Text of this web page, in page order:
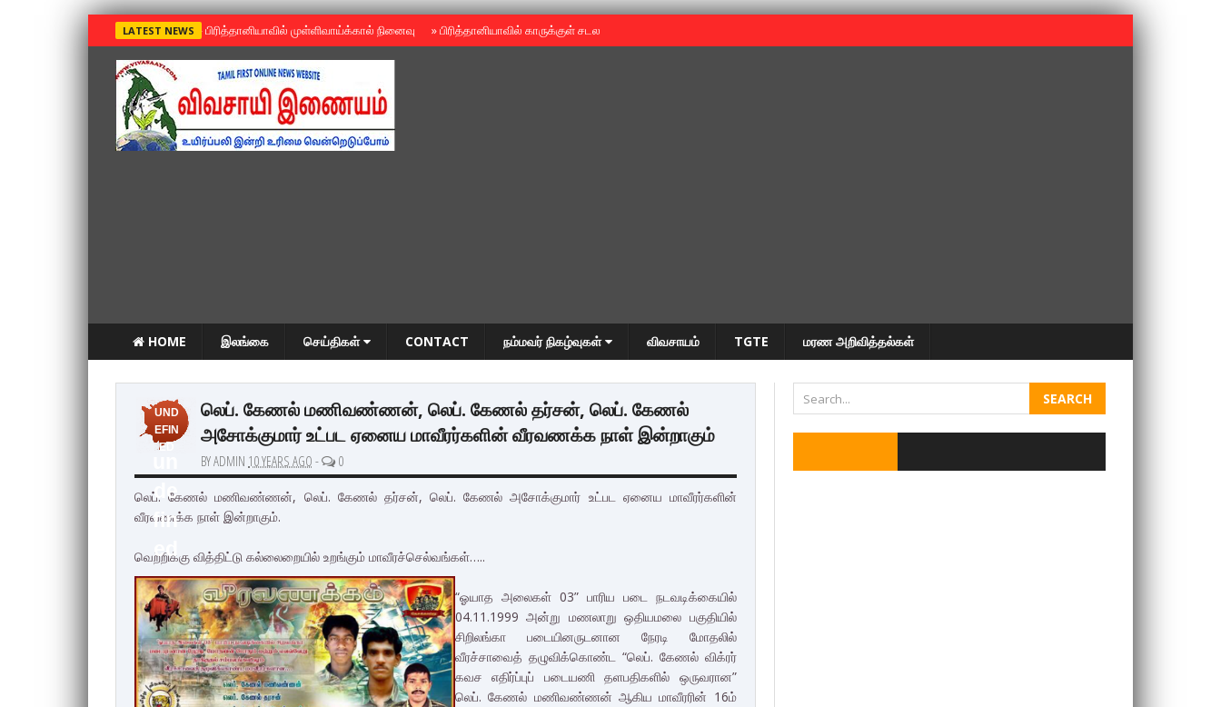
LATEST NEWS »பிரித்தானியாவில் முள்ளிவாய்க்கால் நினைவு »பிரித்தானியாவில் காருக்குள் சடலம் -தமிழருடையதா ?
HOME இலங்கை செய்திகள் CONTACT நம்மவர் நிகழ்வுகள் விவசாயம் TGTE மரண அறிவித்தல்கள்
UND
EFIN
ED
de
fin
ed
லெப். கேணல் மணிவண்ணன், லெப். கேணல் தர்சன், லெப். கேணல்
அசோக்குமார் உட்பட ஏனைய மாவீரர்களின் வீரவணக்க நாள் இன்றாகும்
BY ADMIN 10 YEARS AGO - 0
லெப். கேணல் மணிவண்ணன், லெப். கேணல் தர்சன், லெப். கேணல் அசோக்குமார் உட்பட ஏனைய மாவீரர்களின்
வீரவணக்க நாள் இன்றாகும்.
வெற்றிக்கு வித்திட்டு கல்லைறையில் உறங்கும் மாவீரச்செல்வங்கள்…..
“ஓயாத அலைகள் 03” பாரிய படை நடவடிக்கையில்
04.11.1999 அன்று மணலாறு ஒதியமலை பகுதியில்
சிறிலங்கா படையினருடனான நேரடி மோதலில்
வீரச்சாவைத் தழுவிக்கொண்ட “லெப். கேணல் விக்ரர்
கவச எதிர்ப்புப் படையணி தளபதிகளில் ஒருவரான”
லெப். கேணல் மணிவண்ணன் ஆகிய மாவீரரின் 16ம்